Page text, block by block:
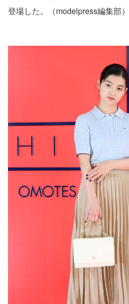
登場した。（modelpress編集部）